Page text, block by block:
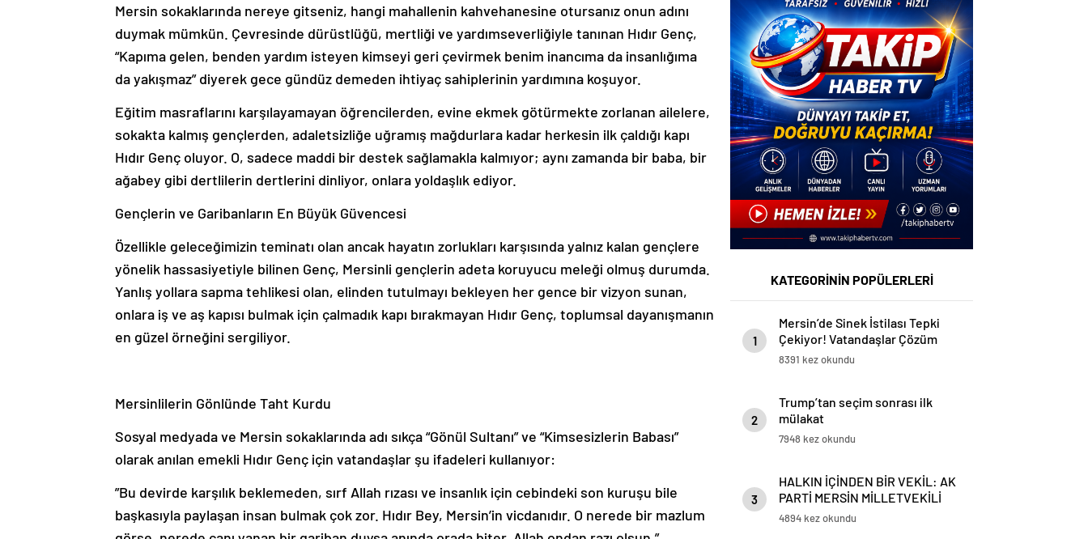
​Mersin sokaklarında nereye gitseniz, hangi mahallenin kahvehanesine otursanız onun adını
duymak mümkün. Çevresinde dürüstlüğü, mertliği ve yardımseverliğiyle tanınan Hıdır Genç,
“Kapıma gelen, benden yardım isteyen kimseyi geri çevirmek benim inancıma da insanlığıma
da yakışmaz” diyerek gece gündüz demeden ihtiyaç sahiplerinin yardımına koşuyor.
​Eğitim masraflarını karşılayamayan öğrencilerden, evine ekmek götürmekte zorlanan ailelere,
sokakta kalmış gençlerden, adaletsizliğe uğramış mağdurlara kadar herkesin ilk çaldığı kapı
Hıdır Genç oluyor. O, sadece maddi bir destek sağlamakla kalmıyor; aynı zamanda bir baba, bir
ağabey gibi dertlilerin dertlerini dinliyor, onlara yoldaşlık ediyor.
​Gençlerin ve Garibanların En Büyük Güvencesi
​Özellikle geleceğimizin teminatı olan ancak hayatın zorlukları karşısında yalnız kalan gençlere
yönelik hassasiyetiyle bilinen Genç, Mersinli gençlerin adeta koruyucu meleği olmuş durumda.
Yanlış yollara sapma tehlikesi olan, elinden tutulmayı bekleyen her gence bir vizyon sunan,
onlara iş ve aş kapısı bulmak için çalmadık kapı bırakmayan Hıdır Genç, toplumsal dayanışmanın
en güzel örneğini sergiliyor.
​Mersinlilerin Gönlünde Taht Kurdu
​Sosyal medyada ve Mersin sokaklarında adı sıkça “Gönül Sultanı” ve “Kimsesizlerin Babası”
olarak anılan emekli Hıdır Genç için vatandaşlar şu ifadeleri kullanıyor:
​”Bu devirde karşılık beklemeden, sırf Allah rızası ve insanlık için cebindeki son kuruşu bile
başkasıyla paylaşan insan bulmak çok zor. Hıdır Bey, Mersin’in vicdanıdır. O nerede bir mazlum
KATEGORİNİN POPÜLERLERİ
1
Mersin’de Sinek İstilası Tepki
Çekiyor! Vatandaşlar Çözüm
Bekliyor
8391 kez okundu
2
Trump’tan seçim sonrası ilk
mülakat
7948 kez okundu
3
HALKIN İÇİNDEN BİR VEKİL: AK
PARTİ MERSİN MİLLETVEKİLİ
HAVVA SİBEL SÖYLEMEZ DAĞ
4894 kez okundu